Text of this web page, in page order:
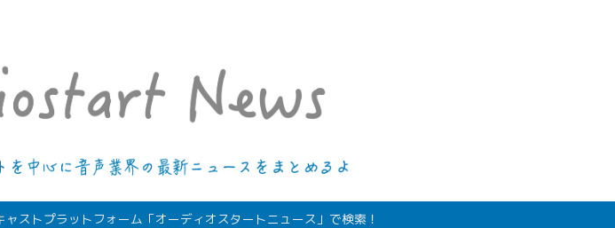
ストプラットフォーム「オーディオスタートニュース」で検索！